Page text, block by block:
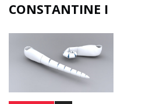
CONSTANTINE I